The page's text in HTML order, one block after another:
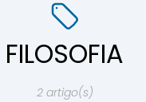
FILOSOFIA
2 artigo(s)